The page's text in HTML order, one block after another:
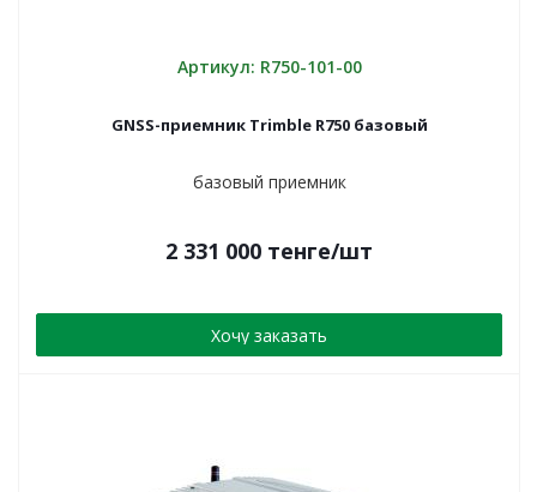
Артикул: R750-101-00
GNSS-приемник Trimble R750 базовый
базовый приемник
2 331 000 тенге/шт
Хочу заказать